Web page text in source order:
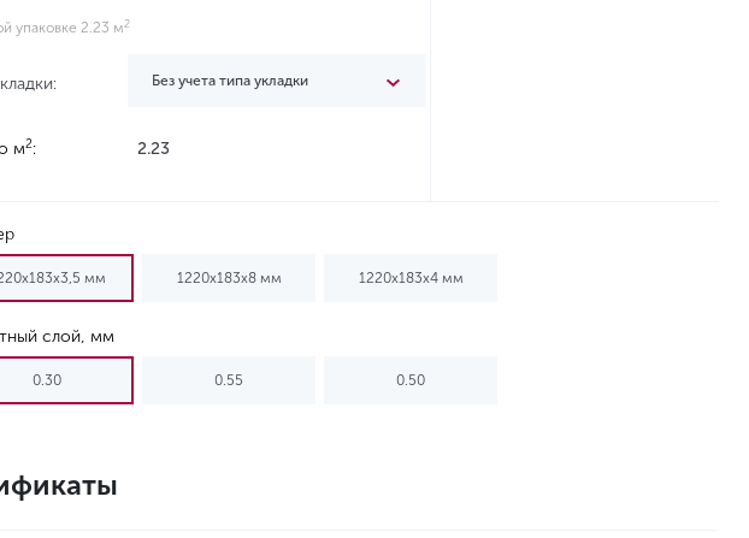
упаковке 2.23 м2
Без учета типа укладки
м2: 2.23
мм 1220х183х8 мм 1220х183х4 мм
слой, мм
0.30 0.55 0.50